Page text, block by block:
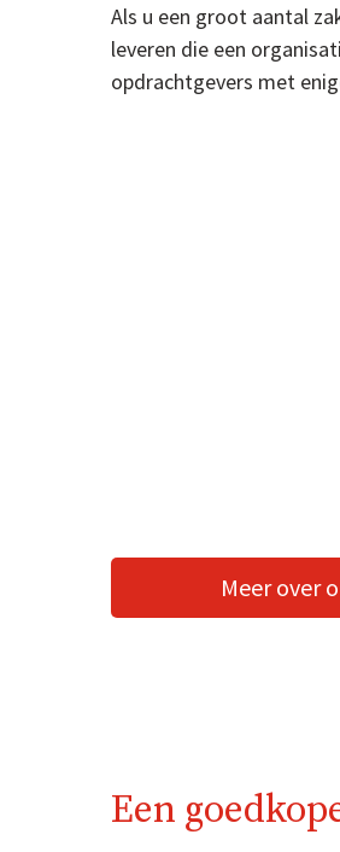
Als u een groot aantal
leveren die een
opdrachtgevers met
Meer over
Een